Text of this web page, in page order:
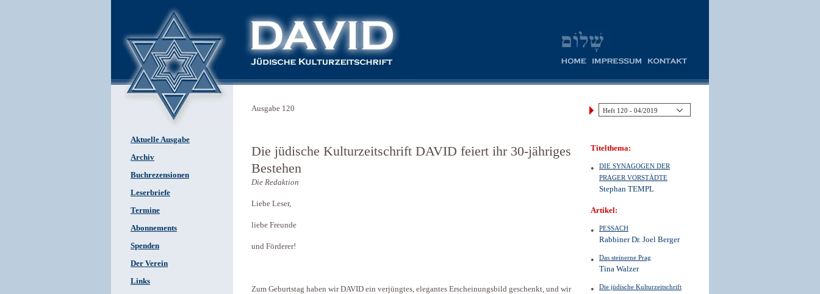
Aktuelle Ausgabe
Archiv
Buchrezensionen
Leserbriefe
Termine
Abonnements
Spenden
Der Verein
Links
Ausgabe 120
Die jüdische Kulturzeitschrift DAVID feiert ihr 30-jähriges
Bestehen
Die Redaktion
Liebe Leser,
liebe Freunde
und Förderer!
Zum Geburtstag haben wir DAVID ein verjüngtes, elegantes Erscheinungsbild geschenkt, und wir
Titelthema:
DIE SYNAGOGEN DER
PRAGER VORSTÄDTE
Stephan TEMPL
Artikel:
PESSACH
Rabbiner Dr. Joel Berger
Das steinerne Prag
Tina Walzer
Die jüdische Kulturzeitschrift